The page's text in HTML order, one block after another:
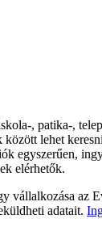
, patika-,
lehet
egyszerűen,
elérhetők.
vállalkozása az
adatait.